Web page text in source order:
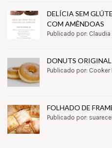
DELÍCIA SEM
COM AMÊNDOAS
Publicado por: Claudia
DONUTS ORIGINAL
Publicado por: Cooker
FOLHADO DE
Publicado por: